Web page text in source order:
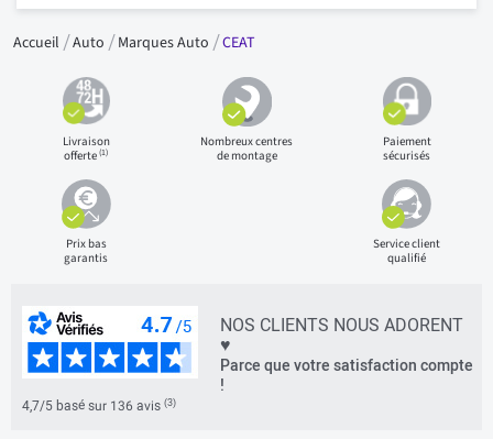
Accueil Auto Marques Auto CEAT
Livraison
offerte(1)
Nombreux centres
de montage
Paiement
sécurisés
Prix bas
garantis
Service client
qualifié
NOS CLIENTS NOUS ADORENT
♥
Parce que votre satisfaction compte
!
4,7/5 basé sur 136 avis (3)